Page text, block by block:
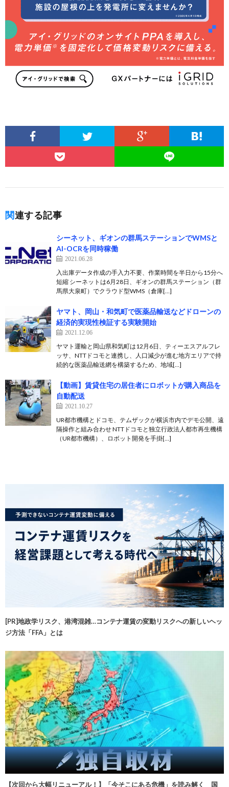
関連する記事
シーネット、ギオンの群馬ステーションでWMSと
AI-OCRを同時稼働
2021.06.28
入出庫データ作成の手入力不要、作業時間を半日から15分へ
短縮 シーネットは6月28日、ギオンの群馬ステーション（群
馬県大泉町）でクラウド型WMS（倉庫[…]
ヤマト、岡山・和気町で医薬品輸送などドローンの
経済的実現性検証する実験開始
2021.12.06
ヤマト運輸と岡山県和気町は12月6日、ティーエスアルフレ
ッサ、NTTドコモと連携し、人口減少が進む地方エリアで持
続的な医薬品輸送網を構築するため、地域[…]
【動画】賃貸住宅の居住者にロボットが購入商品を
自動配送
2021.10.27
UR都市機構とドコモ、テムザックが横浜市内でデモ公開、遠
隔操作と組み合わせ NTTドコモと独立行政法人都市再生機構
（UR都市機構）、ロボット開発を手掛[…]
[PR]地政学リスク、港湾混雑…コンテナ運賃の変動リスクへの新しいヘッ
ジ方法「FFA」とは
【次回から大幅リニューアル！】「今そこにある危機」を読み解く 国